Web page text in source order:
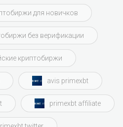
для новичков
без верификации
криптобиржи
avis primexbt
primexbt affiliate